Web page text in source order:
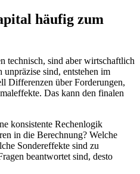
häufig zum
technisch, sind aber wirtschaftlich
sind, entstehen im
Differenzen über Forderungen,
Das kann den finalen
konsistente Rechenlogik
in die Berechnung? Welche
Sondereffekte sind zu
beantwortet sind, desto